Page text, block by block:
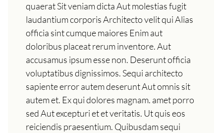
quaerat Sit veniam dicta Aut molestias fugit
laudantium corporis Architecto velit qui Alias
officia sint cumque maiores Enim aut
doloribus placeat rerum inventore. Aut
accusamus ipsum esse non. Deserunt officia
voluptatibus dignissimos. Sequi architecto
sapiente error autem deserunt Aut omnis sit
autem et. Ex qui dolores magnam. amet porro
sed Aut excepturi et et veritatis. Ut quis eos
reiciendis praesentium. Quibusdam sequi